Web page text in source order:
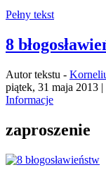
Pełny tekst
8
Autor tekstu -
piątek, 31 maja 2013 |
Informacje
zaproszenie